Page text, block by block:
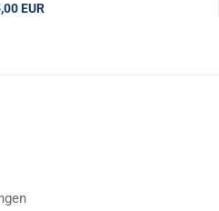
EUR